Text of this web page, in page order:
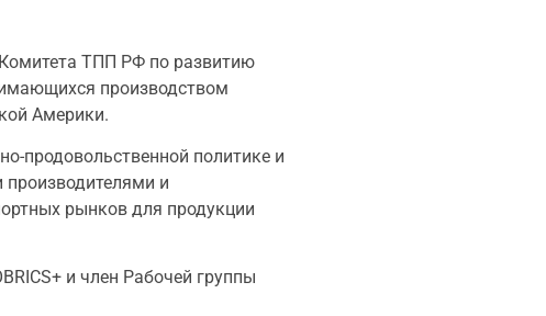
ТПП РФ по развитию
производством
Америки.
продовольственной политике и
и
рынков для продукции
и член Рабочей группы